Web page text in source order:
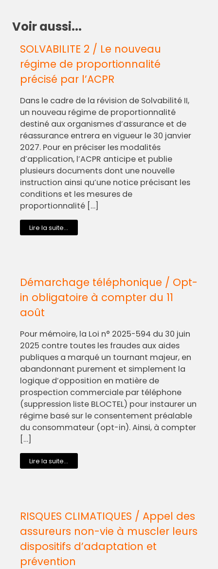
Voir aussi...
SOLVABILITE 2 / Le nouveau
régime de proportionnalité
précisé par l’ACPR
Dans le cadre de la révision de Solvabilité II,
un nouveau régime de proportionnalité
destiné aux organismes d’assurance et de
réassurance entrera en vigueur le 30 janvier
2027. Pour en préciser les modalités
d’application, l’ACPR anticipe et publie
plusieurs documents dont une nouvelle
instruction ainsi qu’une notice précisant les
conditions et les mesures de
proportionnalité […]
Lire la suite...
Démarchage téléphonique / Opt-
in obligatoire à compter du 11
août
Pour mémoire, la Loi n° 2025-594 du 30 juin
2025 contre toutes les fraudes aux aides
publiques a marqué un tournant majeur, en
abandonnant purement et simplement la
logique d’opposition en matière de
prospection commerciale par téléphone
(suppression liste BLOCTEL) pour instaurer un
régime basé sur le consentement préalable
du consommateur (opt-in). Ainsi, à compter
[…]
Lire la suite...
RISQUES CLIMATIQUES / Appel des
assureurs non-vie à muscler leurs
dispositifs d’adaptation et
prévention